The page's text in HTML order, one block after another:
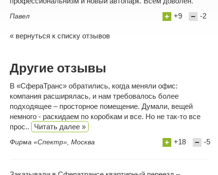
Павел +9 -2
« вернуться к списку отзывов
Другие отзывы
В «СфераТранс» обратились, когда меняли офис:
компания расширялась, и нам требовалось более
подходящее – просторное помещение. Думали, вещей
немного - раскидаем по коробкам и все. Но не так-то все
прос..
Читать далее »
Фирма «Спектр», Москва +18 -5